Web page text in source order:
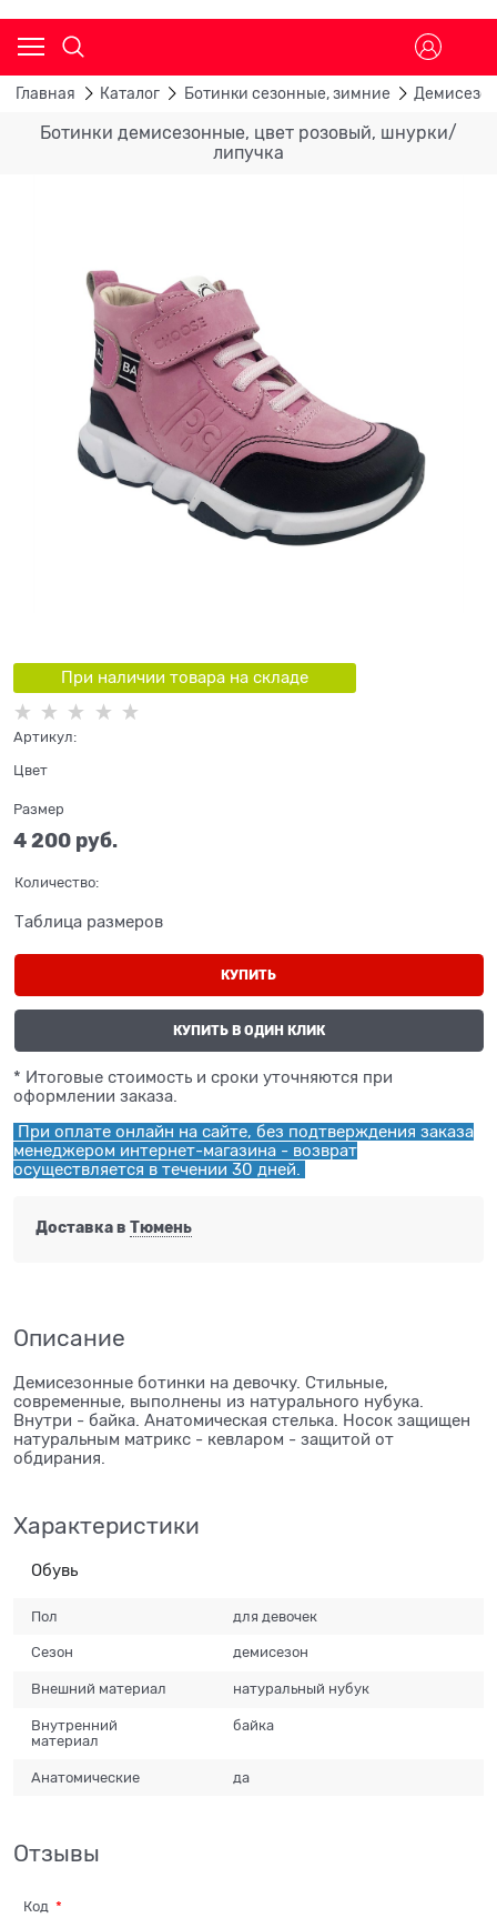
Главная Каталог Ботинки сезонные, зимние
Ботинки демисезонные, цвет розовый, шнурки/
липучка
При наличии товара на складе
Артикул:
Цвет
Размер
4 200 руб.
Количество:
Таблица размеров
КУПИТЬ
КУПИТЬ В ОДИН КЛИК
* Итоговые стоимость и сроки уточняются при
оформлении заказа.
При оплате онлайн на сайте, без подтверждения заказа
менеджером интернет-магазина - возврат
осуществляется в течении 30 дней.
Доставка в Тюмень
Описание
Демисезонные ботинки на девочку. Стильные,
современные, выполнены из натурального нубука.
Внутри - байка. Анатомическая стелька. Носок защищен
натуральным матрикс - кевларом - защитой от
обдирания.
Характеристики
Обувь
Пол для девочек
Сезон демисезон
Внешний материал натуральный нубук
Внутренний
материал
байка
Анатомические да
Отзывы
Код